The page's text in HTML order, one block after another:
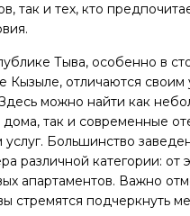
так и тех, кто
Тыва, особенно в
Кызыле, отличаются своим
можно найти как
так и современные
Большинство
различной категории: от
апартаментов. Важно
стремятся подчеркнуть